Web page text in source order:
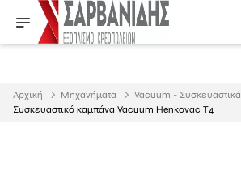
Αρχική Μηχανήματα Vacuum - Συσκευαστικά
Συσκευαστικό καμπάνα Vacuum Henkovac Τ4